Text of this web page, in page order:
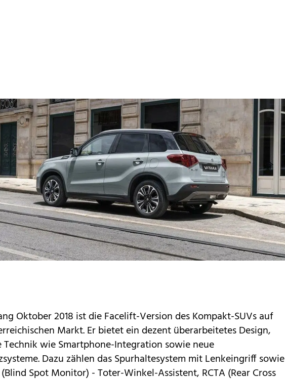
Oktober 2018 ist dieFacelift-Versiondes Kompakt-SUVs auf
Markt. Er bietet ein dezent überarbeitetes Design,
Technik wie Smartphone-Integration sowie neue
Dazu zählen das Spurhaltesystem mit Lenkeingriff sowie
Spot Monitor) - Toter-Winkel-Assistent, RCTA (Rear Cross